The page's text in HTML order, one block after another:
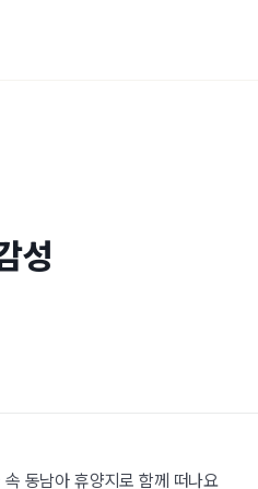
성
동남아 휴양지로 함께 떠나요